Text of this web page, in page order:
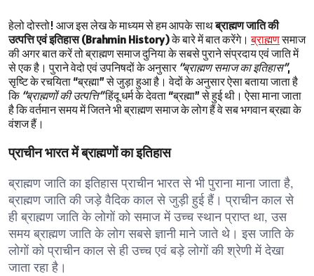
हेलो दोस्तो! आज इस लेख के माध्यम से हम आपके साथब्राह्मण जाति की
उत्पत्ति एवं इतिहास (Brahmin History)के बारे में बात करेंगे।ब्राह्मणसमाज
की अगर बात करें तो ब्राह्मण समाज दुनिया के सबसे पुराने संप्रदाय एवं जाति में
से एक है। पुराने वेदो एवं उपनिषदों के अनुसार “ब्राह्मण समाज का इतिहास”,
सृष्टि के रचयिता “ब्रह्मा” से जुड़ा हुआ है। वेदों के अनुसार ऐसा बताया जाता है
कि “ब्राह्मणों की उत्पत्ति”हिंदू धर्म के देवता “ब्रह्मा” से हुई थी। ऐसा माना जाता
है कि वर्तमान समय में जितने भी ब्राह्मण समाज के लोग हैं वे सब भगवान ब्रह्मा के
वंशज हैं।
प्राचीन भारत में ब्राह्मणों का इतिहास
ब्राह्मण जाति का इतिहास प्राचीन भारत से भी पुराना माना जाता है,
ब्राह्मण जाति की जड़े वैदिक काल से जुड़ी हुई हैं। प्राचीन काल से
ही ब्राह्मण जाति के लोगों को समाज में उच्च स्थान प्राप्त था, उस
समय ब्राह्मण जाति के लोग सबसे ज्ञानी माने जाते थे। इस जाति के
लोगों को प्राचीन काल से ही उच्च एवं बड़े लोगों की श्रेणी में देखा
जाता रहा है।